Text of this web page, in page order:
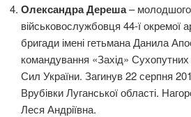
Олександра Дереша– молодшого
військовослужбовця 44-ї окремої
бригади імені гетьмана Данила
командування «Захід» Сухопутних
Сил України. Загинув 22 серпня
Врубівки Луганської області.
Леся Андріївна.